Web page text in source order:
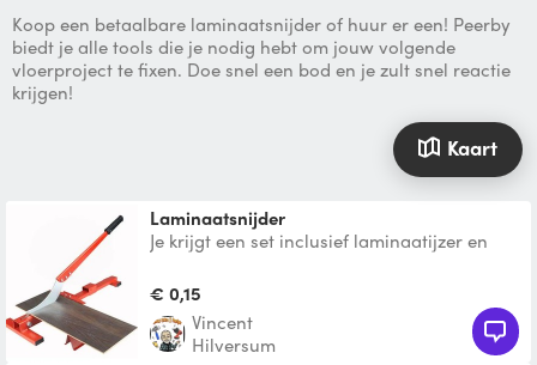
Koop een betaalbare laminaatsnijder of huur er een! Peerby
biedt je alle tools die je nodig hebt om jouw volgende
vloerproject te fixen. Doe snel een bod en je zult snel reactie
krijgen!
Kaart
Laminaatsnijder
Je krijgt een set inclusief laminaatijzer en
€ 0,15
Vincent
Hilversum